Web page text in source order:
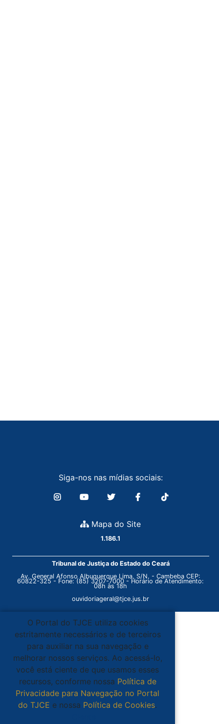
Siga-nos nas mídias sociais:
Mapa do Site
1.186.1
Tribunal de Justiça do Estado do Ceará
Av. General Afonso Albuquerque Lima, S/N. - Cambeba CEP:
60822-325 - Fone: (85) 3207-7000 - Horário de Atendimento:
08h às 18h
ouvidoriageral@tjce.jus.br
O Portal do TJCE utiliza cookies
estritamente necessários e de terceiros
para auxiliar na sua navegação e
melhorar nossos serviços. Ao acessá-lo,
você está ciente de que usamos esses
recursos, conforme nossa Política de
Privacidade para Navegação no Portal
do TJCE e nossa Política de Cookies.